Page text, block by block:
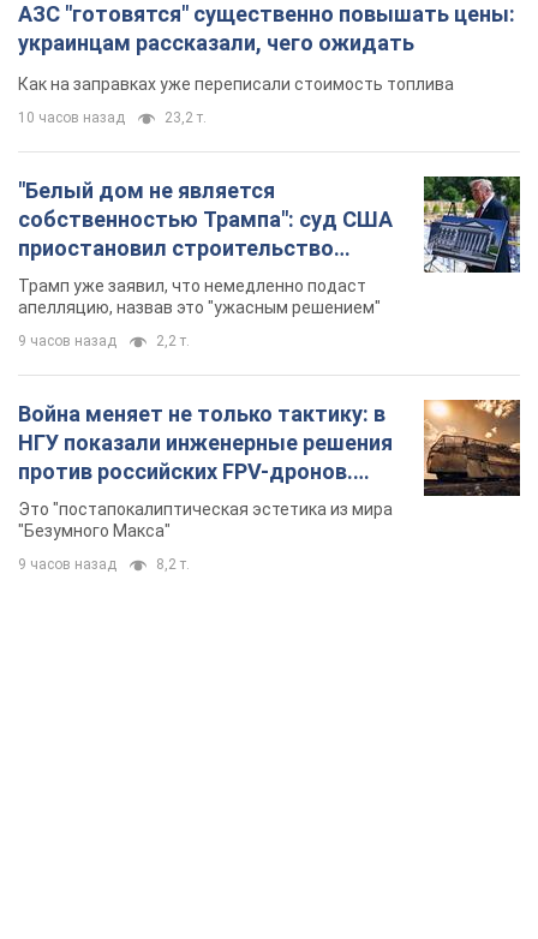
АЗС "готовятся" существенно повышать цены:
украинцам рассказали, чего ожидать
Как на заправках уже переписали стоимость топлива
10 часов назад 23,2 т.
"Белый дом не является
собственностью Трампа": суд США
приостановил строительство
бального зала стоимостью 400 млн
долларов
Трамп уже заявил, что немедленно подаст
апелляцию, назвав это "ужасным решением"
9 часов назад 2,2 т.
Война меняет не только тактику: в
НГУ показали инженерные решения
против российских FPV-дронов.
Фото
Это "постапокалиптическая эстетика из мира
"Безумного Макса"
9 часов назад 8,2 т.